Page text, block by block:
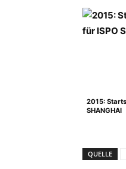
2015:
SHANGHAI
QUELLE